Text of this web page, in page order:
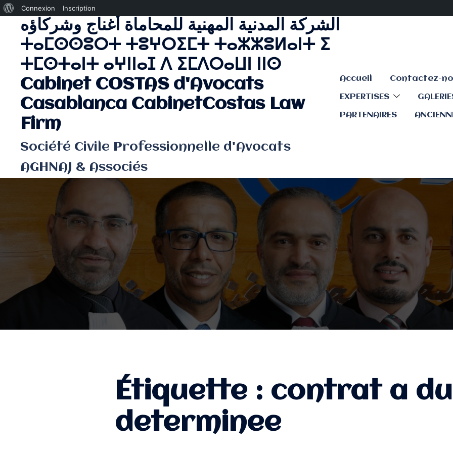
propos
WordPress
Connexion Inscription
contenu
الشركة المدنية المهنية للمحاماة أغناج وشركاؤه
ⵜⴰⵎⵙⵙⵓⵔⵜ ⵜⵓⵖⵔⵉⵎⵜ ⵜⴰⵣⵣⵓⵍⴰⵏⵜ ⵉ
ⵜⵎⵙⵜⴰⵏⵜ ⴰⵖⵏⵏⴰⵊ ⴷ ⵉⵎⴷⵔⴰⵡⵏ ⵏⵏⵙ
Cabinet COSTAS d'Avocats
Casablanca CabinetCostas Law
Firm
Société Civile Professionnelle d'Avocats
AGHNAJ & Associés
Accueil
EXPERTISES
PARTENAIRES
Étiquette : contrat a
determinee